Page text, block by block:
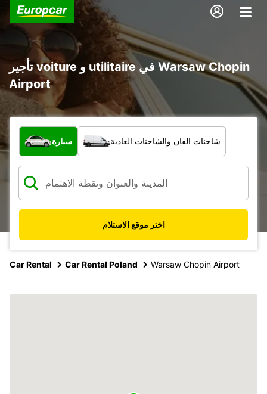
تأجير voiture و utilitaire في Warsaw Chopin
Airport
ما نوع المركبة؟
سيارة شاحنات الفان والشاحنات العادية
اختر موقع الاستلام
Car Rental Car Rental Poland Warsaw Chopin Airport